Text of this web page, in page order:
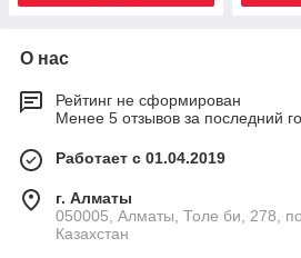
О нас
Рейтинг не сформирован
Менее 5 отзывов за последний
Работает с 01.04.2019
г. Алматы
050005, Алматы, Толе би, 278,
Казахстан